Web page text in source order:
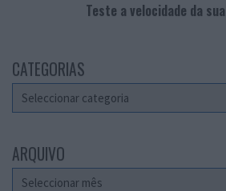
Teste a velocidade da
CATEGORIAS
Categorias
ARQUIVO
Arquivo